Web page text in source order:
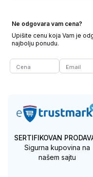
Ne odgovara vam cena?
Upišite cenu koja Vam je
najbolju ponudu.
SERTIFIKOVAN
Sigurna kupovina na
našem sajtu